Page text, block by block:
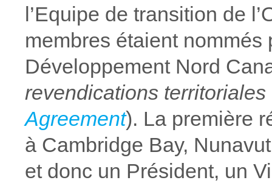
l’Equipe de transition de
membres étaient nommés
Développement Nord
revendications
Agreement). La première
à Cambridge Bay,
et donc un Président, un